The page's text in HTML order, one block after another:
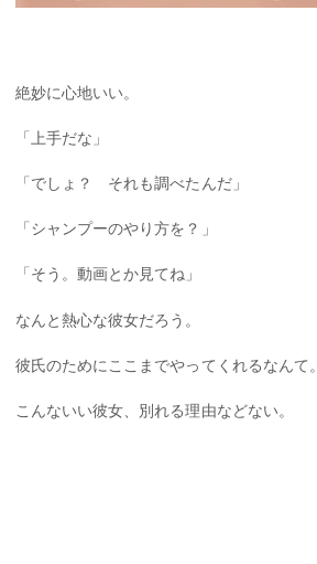
絶妙に心地いい。
「上手だな」
「でしょ？ それも調べたんだ」
「シャンプーのやり方を？」
「そう。動画とか見てね」
なんと熱心な彼女だろう。
彼氏のためにここまでやってくれるなんて。
こんないい彼女、別れる理由などない。